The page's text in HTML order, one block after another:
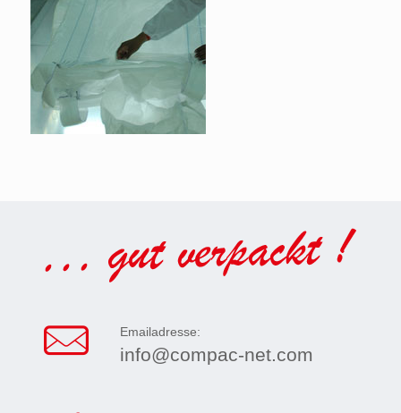
Emailadresse:
info@compac-net.com